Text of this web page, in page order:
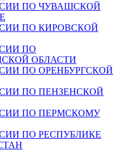
ПО ЧУВАШСКОЙ
ПО КИРОВСКОЙ
ПО
ОБЛАСТИ
ПО ОРЕНБУРГСКОЙ
ПО ПЕНЗЕНСКОЙ
ПО ПЕРМСКОМУ
ПО РЕСПУБЛИКЕ